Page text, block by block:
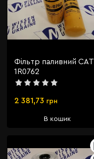
Фільтр паливний CAT
1R0762
2 381,73 грн
В кошик